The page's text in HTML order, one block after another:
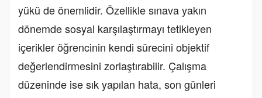
yükü de önemlidir. Özellikle sınava yakın
dönemde sosyal karşılaştırmayı tetikleyen
içerikler öğrencinin kendi sürecini objektif
değerlendirmesini zorlaştırabilir. Çalışma
düzeninde ise sık yapılan hata, son günleri